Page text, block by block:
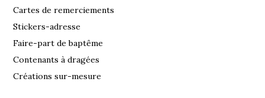
Cartes de remerciements
Stickers-adresse
Faire-part de baptême
Contenants à dragées
Créations sur-mesure